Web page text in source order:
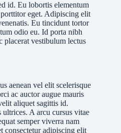
id. Eu lobortis elementum
eget. Adipiscing elit
Eu tincidunt tortor
odio eu. Id porta nibh
placerat vestibulum lectus
aenean vel elit scelerisque
ac auctor augue mauris
aliquet sagittis id.
A arcu cursus vitae
semper viverra nam
consectetur adipiscing elit